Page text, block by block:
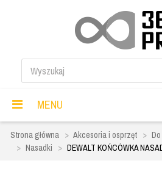
MENU
Strona główna Akcesoria i osprzęt
Nasadki
DEWALT KOŃCÓWKA